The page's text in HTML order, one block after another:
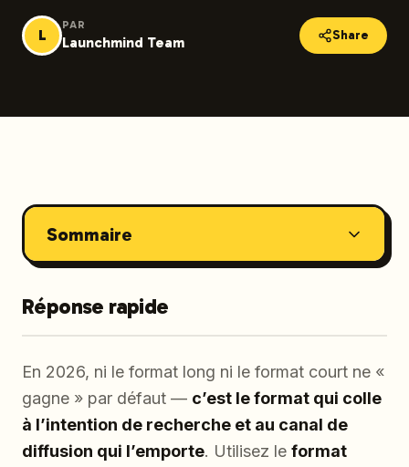
L
PAR
Launchmind Team Share
Sommaire
Réponse rapide
En 2026, ni le format long ni le format court ne «
gagne » par défaut — c’est le format qui colle
à l’intention de recherche et au canal de
diffusion qui l’emporte. Utilisez le format